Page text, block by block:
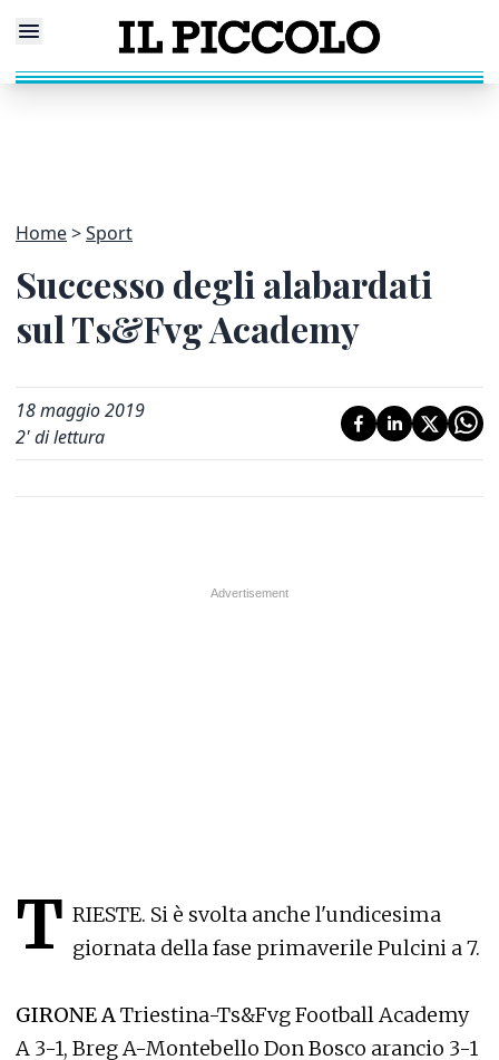
Home Sport
Successo degli alabardati
sul Ts&Fvg Academy
18 maggio 2019
2' di lettura
T RIESTE. Si è svolta anche l'undicesima
giornata della fase primaverile Pulcini a 7.
GIRONE ATriestina-Ts&Fvg Football Academy
A 3-1, Breg A-Montebello Don Bosco arancio 3-1